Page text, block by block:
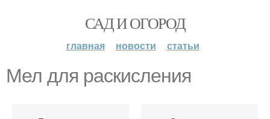
САД И ОГОРОД
главная новости статьи
Мел для раскисления